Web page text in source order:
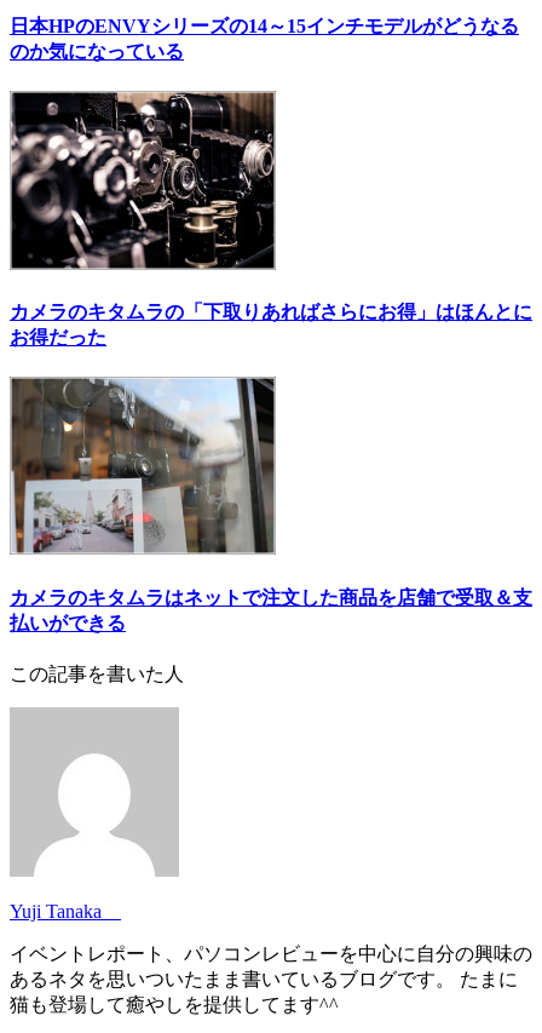
日本HPのENVYシリーズの14～15インチモデルがどうなる
のか気になっている
カメラのキタムラの「下取りあればさらにお得」はほんとに
お得だった
カメラのキタムラはネットで注文した商品を店舗で受取＆支
払いができる
この記事を書いた人
Yuji Tanaka
イベントレポート、パソコンレビューを中心に自分の興味の
あるネタを思いついたまま書いているブログです。 たまに
猫も登場して癒やしを提供してます^^